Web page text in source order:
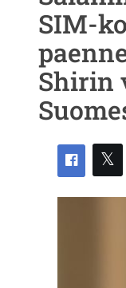
SIM-
Shirin